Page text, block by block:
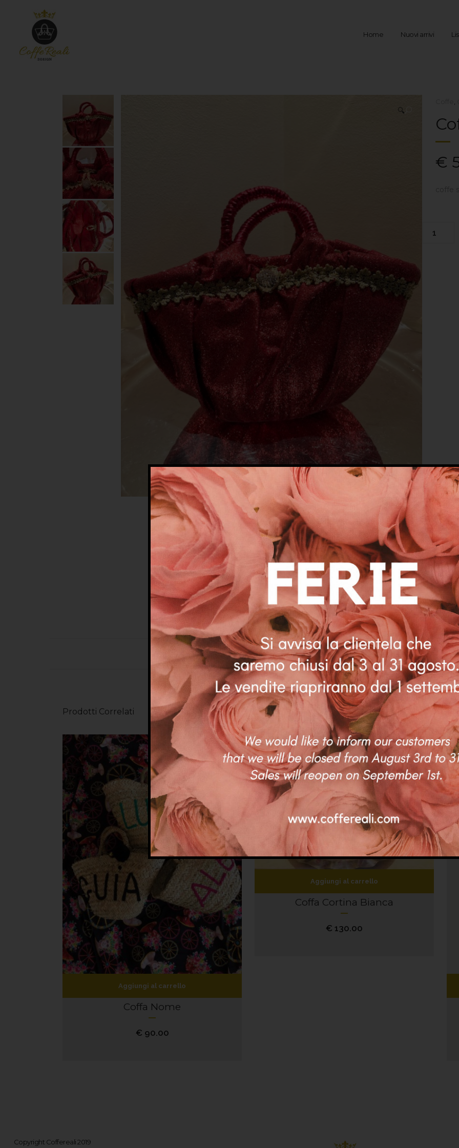
Home Nuovi arrivi
🔍
€
Coffetta
Descrizione
Coffa siciliana in palma nana intrecciata, molto luminosa, rivestita internamente
morbido tessuto glitterato rosso fuoco. Rifinito con passamaneria. Chiusura con
Taglia medio-piccola
Categorie: Coffe, Coffette Tag: borse, borse con manici, borse gioiello coffa siciliana,
Prodotti Correlati
Aggiungi al carrello
Coffa Nome
€ 90.00
Aggiungi al carrello
Coffa Cortina Bianca
€ 130.00
Copyright Coffereali 2019